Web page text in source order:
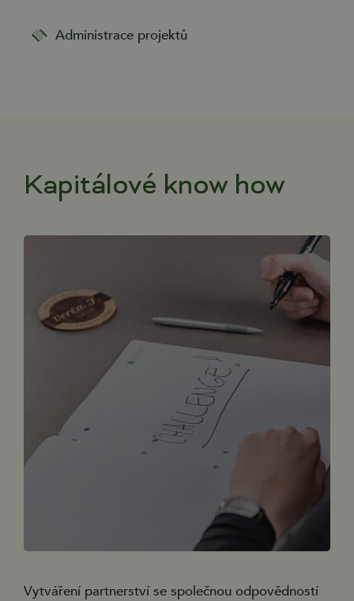
Administrace projektů
Kapitálové know how
Vytváření partnerství se společnou odpovědností